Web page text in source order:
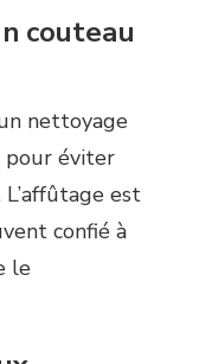
couteau
nettoyage
pour éviter
est
confié à
le